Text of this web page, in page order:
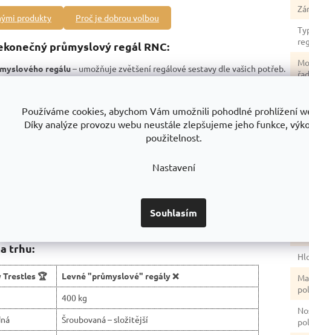
Používáme cookies, abychom Vám umožnili pohodlné prohlížení
Díky analýze provozu webu neustále zlepšujeme jeho funkce,
použitelnost.
Nastavení
Souhlasím
produkty Proč je dobrou volbou
průmyslový regál RNC:
regálu– umožňuje zvětšení regálové sestavy dle vašich potřeb.
regálu 3200 kg
a vysoká stabilita.
bez nutnosti použití nářadí.
a ochrana proti korozi.
úložného prostoru.
podlaze.
bezpečnost.
české výroby.
odolnosti.
trhu:
Trestles 🏆
Levné "průmyslové" regály ❌
400 kg
Šroubovaná – složitější